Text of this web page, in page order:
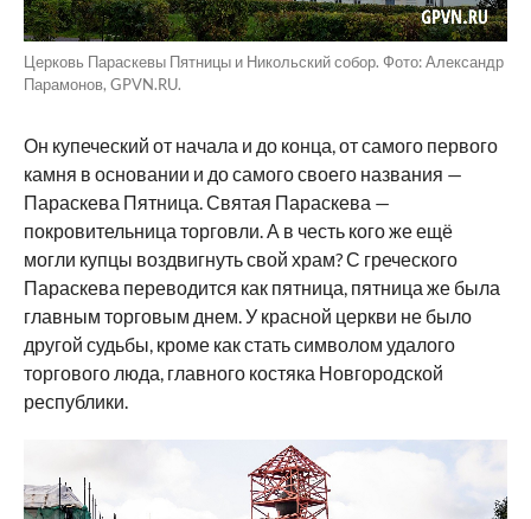
Церковь Параскевы Пятницы и Никольский собор. Фото: Александр
Парамонов, GPVN.RU.
Он купеческий от начала и до конца, от самого первого
камня в основании и до самого своего названия —
Параскева Пятница. Святая Параскева —
покровительница торговли. А в честь кого же ещё
могли купцы воздвигнуть свой храм? С греческого
Параскева переводится как пятница, пятница же была
главным торговым днем. У красной церкви не было
другой судьбы, кроме как стать символом удалого
торгового люда, главного костяка Новгородской
республики.